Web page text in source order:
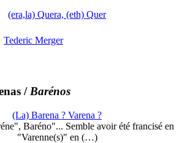
(era,la) Quera, (eth) Quer
Tederic Merger
/ Barénos
(La) Barena ? Varena ?
Baréno"... Semble avoir été francisé en
"Varenne(s)" en (…)